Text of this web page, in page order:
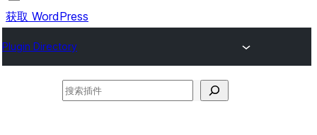
获取 WordPress
Plugin Directory
搜